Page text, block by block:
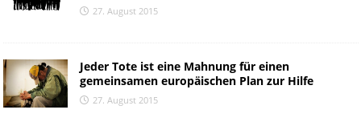
27. August 2015
Jeder Tote ist eine Mahnung für einen
gemeinsamen europäischen Plan zur Hilfe
27. August 2015